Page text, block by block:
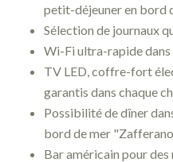
petit-déjeuner en bord
Sélection de journaux
Wi-Fi ultra-rapide
TV LED, coffre-fort
garantis dans chaque
Possibilité de dîner
bord de mer
Bar américain pour